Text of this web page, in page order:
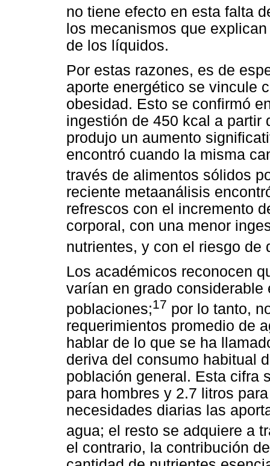
no tiene efecto en esta falta
los mecanismos que
de los líquidos.
Por estas razones, es de
aporte energético se vincule
obesidad. Esto se confirmó
ingestión de 450 kcal a partir
produjo un aumento
encontró cuando la misma
través de alimentos sólidos
reciente metaanálisis
refrescos con el incremento
corporal, con una menor
nutrientes, y con el riesgo de
Los académicos reconocen
varían en grado
poblaciones;17 por lo tanto,
requerimientos promedio de
hablar de lo que se ha
deriva del consumo habitual
población general. Esta cifra
para hombres y 2.7 litros
necesidades diarias las
agua; el resto se adquiere a
el contrario, la contribución